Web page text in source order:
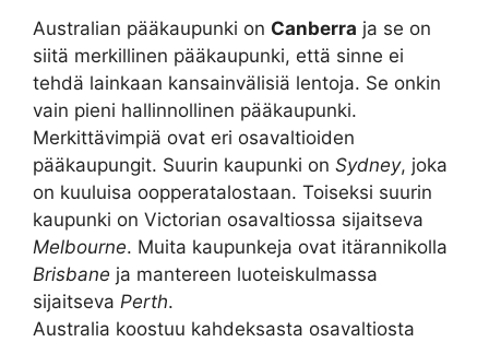
Australian pääkaupunki on Canberra ja se on
siitä merkillinen pääkaupunki, että sinne ei
tehdä lainkaan kansainvälisiä lentoja. Se onkin
vain pieni hallinnollinen pääkaupunki.
Merkittävimpiä ovat eri osavaltioiden
pääkaupungit. Suurin kaupunki on Sydney, joka
on kuuluisa oopperatalostaan. Toiseksi suurin
kaupunki on Victorian osavaltiossa sijaitseva
Melbourne. Muita kaupunkeja ovat itärannikolla
Brisbane ja mantereen luoteiskulmassa
sijaitseva Perth.
Australia koostuu kahdeksasta osavaltiosta